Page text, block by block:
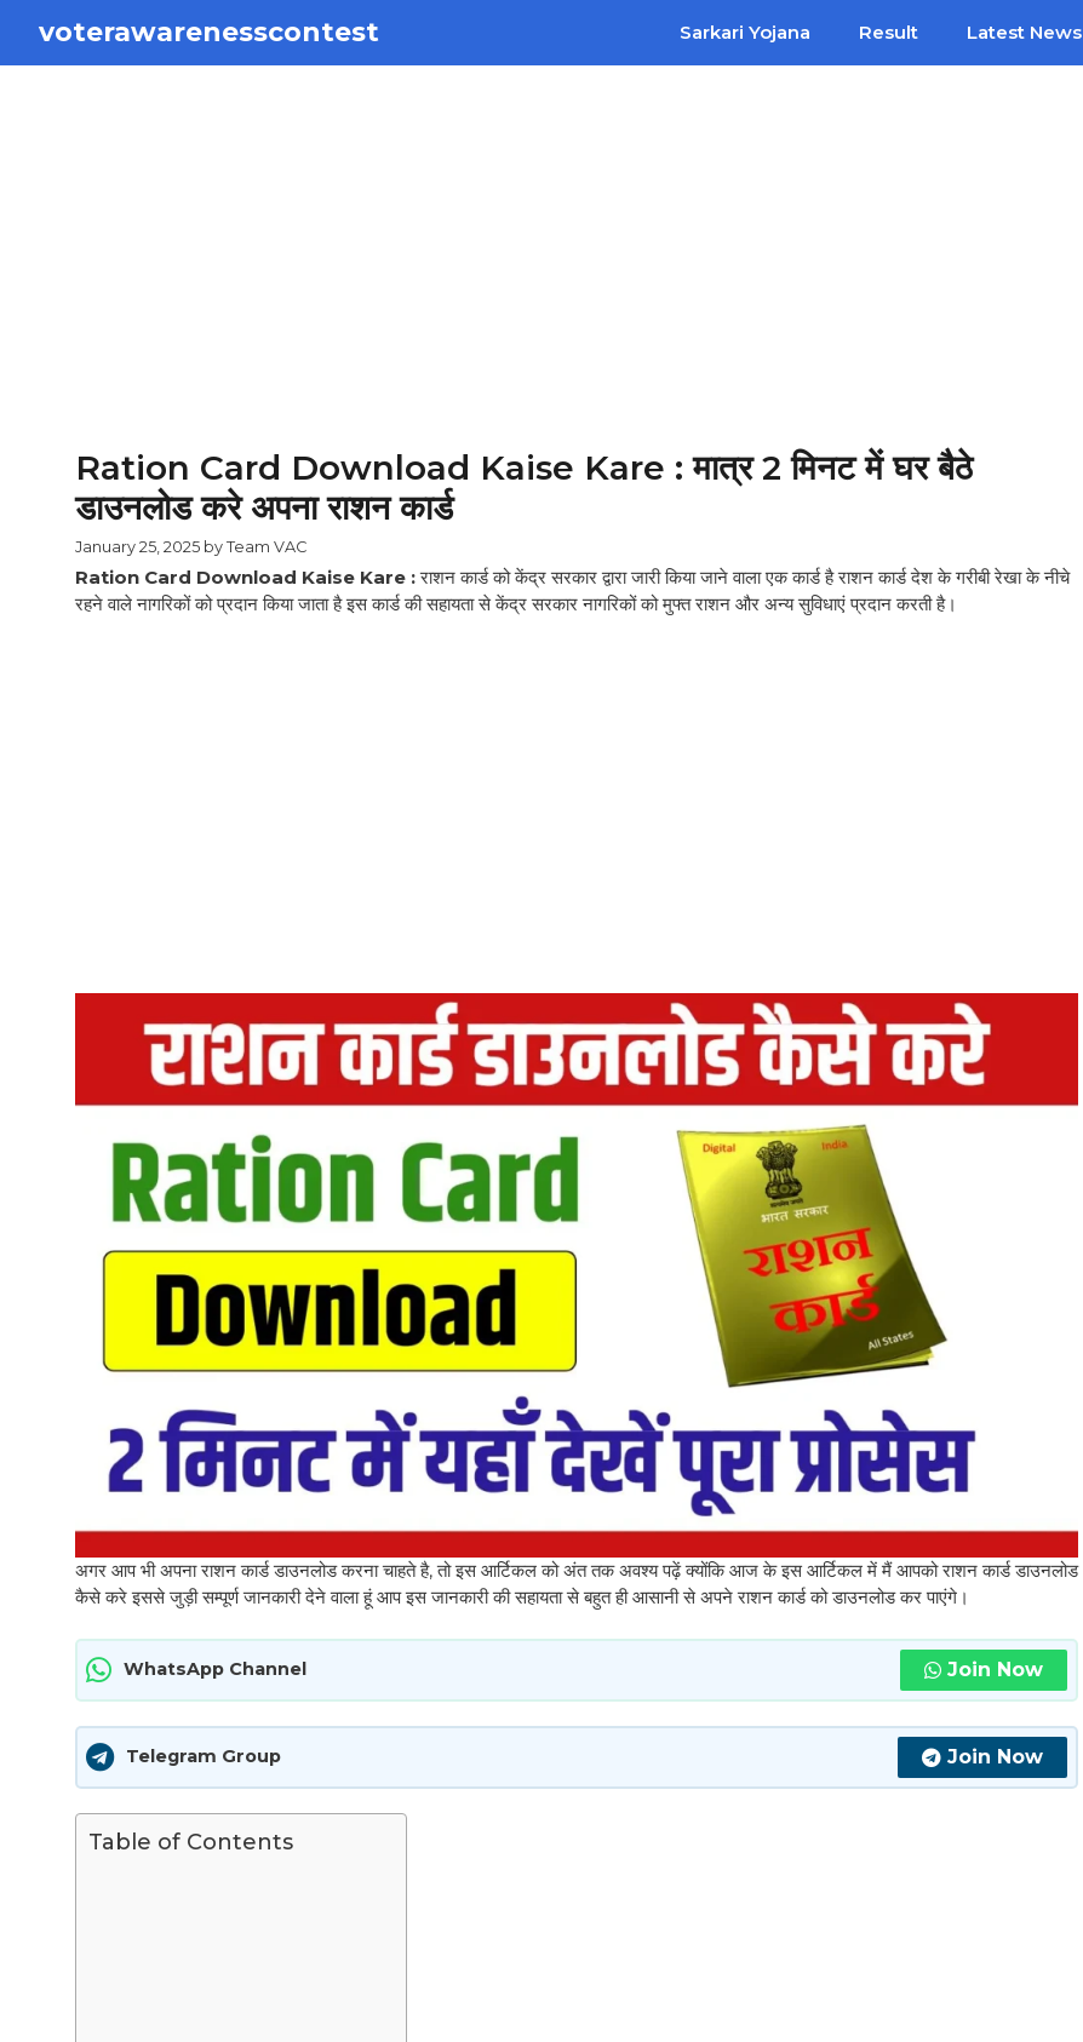
content
voterawarenesscontest Sarkari Yojana Result Latest News
Ration Card Download Kaise Kare : मात्र 2 मिनट में घर बैठे
डाउनलोड करे अपना राशन कार्ड
January 25, 2025 by Team VAC
Ration Card Download Kaise Kare :राशन कार्ड को केंद्र सरकार द्वारा जारी किया जाने वाला एक कार्ड है राशन कार्ड देश के गरीबी रेखा के नीचे
रहने वाले नागरिकों को प्रदान किया जाता है इस कार्ड की सहायता से केंद्र सरकार नागरिकों को मुफ्त राशन और अन्य सुविधाएं प्रदान करती है।
अगर आप भी अपना राशन कार्ड डाउनलोड करना चाहते है, तो इस आर्टिकल को अंत तक अवश्य पढ़ें क्योंकि आज के इस आर्टिकल में मैं आपको राशन कार्ड डाउनलोड
कैसे करे इससे जुड़ी सम्पूर्ण जानकारी देने वाला हूं आप इस जानकारी की सहायता से बहुत ही आसानी से अपने राशन कार्ड को डाउनलोड कर पाएंगे।
WhatsApp Channel Join Now
Telegram Group Join Now
Table of Contents